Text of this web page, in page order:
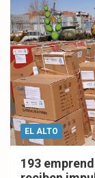
EL ALTO
193